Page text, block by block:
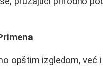
opštim izgledom, već